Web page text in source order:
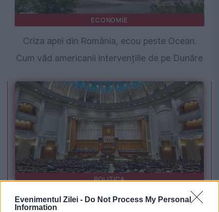
Evenimentul Zilei - Do Not Process My Personal
Information
ECONOMIE
Criza apei din România, ecou peste Ocean.
Cum văd americanii intervențiile de pe Dunăre
POLITICA
Sorin Grindeanu: Parlamentul a evitat